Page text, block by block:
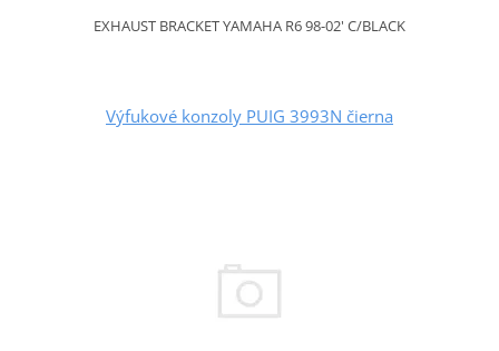
EXHAUST BRACKET YAMAHA R6 98-02' C/BLACK
Výfukové konzoly PUIG 3993N čierna